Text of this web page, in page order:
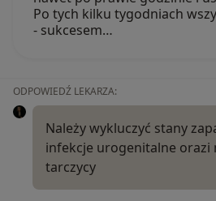
Po tych kilku tygodniach
- sukcesem…
ODPOWIEDŹ LEKARZA:
Należy wykluczyć stany
infekcje urogenitalne orazi
tarczycy